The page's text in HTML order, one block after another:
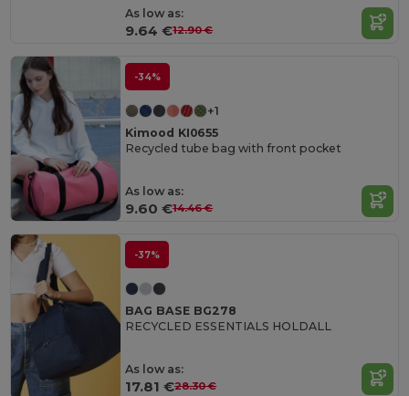
As low as:
9.64 €12.90 €
-34%
+1
Kimood KI0655
Recycled tube bag with front pocket
As low as:
9.60 €14.46 €
-37%
BAG BASE BG278
RECYCLED ESSENTIALS HOLDALL
As low as:
17.81 €28.30 €